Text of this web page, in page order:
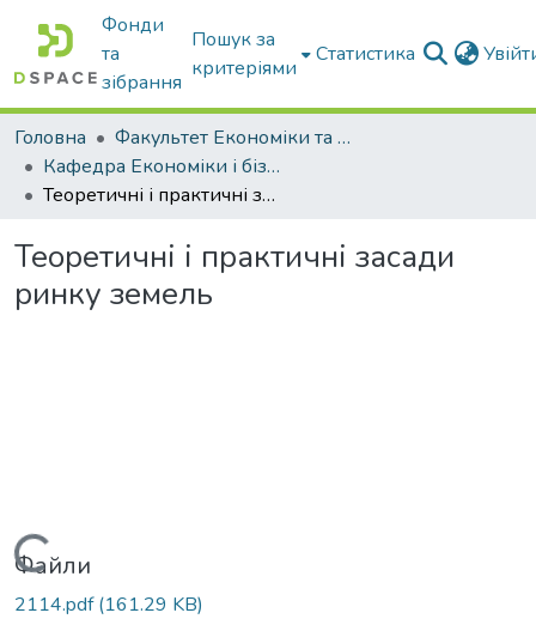
Фонди
та
зібрання
Пошук за
критеріями
Статистика
Головна
Факультет Економіки та бізнесу
Кафедра Економіки і бізнесу
Теоретичні і практичні засади ринку земель
Теоретичні і практичні засади
ринку земель
Вантажиться...
Файли
2114.pdf(161.29 KB)